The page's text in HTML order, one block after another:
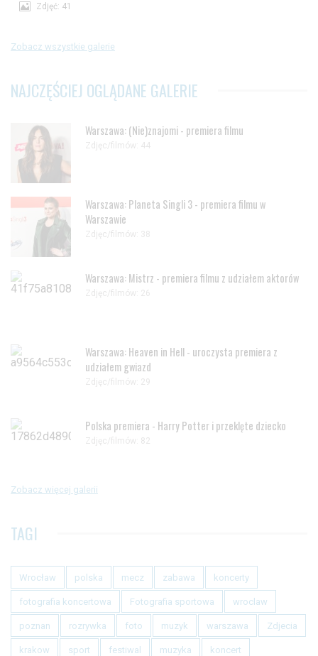
Zdjęć: 41
Zobacz wszystkie galerie
NAJCZĘŚCIEJ OGLĄDANE GALERIE
Warszawa: (Nie)znajomi - premiera filmu
Zdjęc/filmów: 44
Warszawa: Planeta Singli 3 - premiera filmu w
Warszawie
Zdjęc/filmów: 38
Warszawa: Mistrz - premiera filmu z udziałem aktorów
Zdjęc/filmów: 26
Warszawa: Heaven in Hell - uroczysta premiera z
udziałem gwiazd
Zdjęc/filmów: 29
Polska premiera - Harry Potter i przeklęte dziecko
Zdjęc/filmów: 82
Zobacz więcej galerii
TAGI
Wrocław polska mecz zabawa koncerty
fotografia koncertowa Fotografia sportowa wroclaw
poznan rozrywka foto muzyk warszawa Zdjecia
krakow sport festiwal muzyka koncert